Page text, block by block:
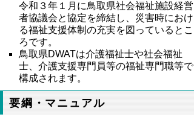
令和３年１月に鳥取県社会福祉施設経営
者協議会と協定を締結し、災害時におけ
る福祉支援体制の充実を図っているとこ
ろです。
鳥取県DWATは介護福祉士や社会福祉
士、介護支援専門員等の福祉専門職等で
構成されます。
要綱・マニュアル